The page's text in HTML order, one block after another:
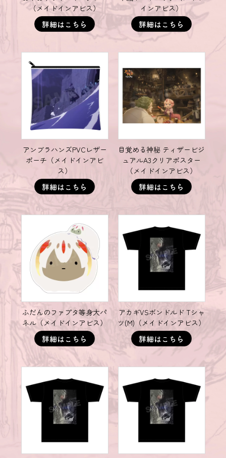
（メイドインアビス）
インアビス）
アンブラハンズPVCレザー
ポーチ（メイドインアビ
ス）
目覚める神秘 ティザービジ
ュアルA3クリアポスター
（メイドインアビス）
ふだんのファプタ等身大パ
ネル（メイドインアビス）
アカギVSボンドルド Tシャ
ツ(M)（メイドインアビス）